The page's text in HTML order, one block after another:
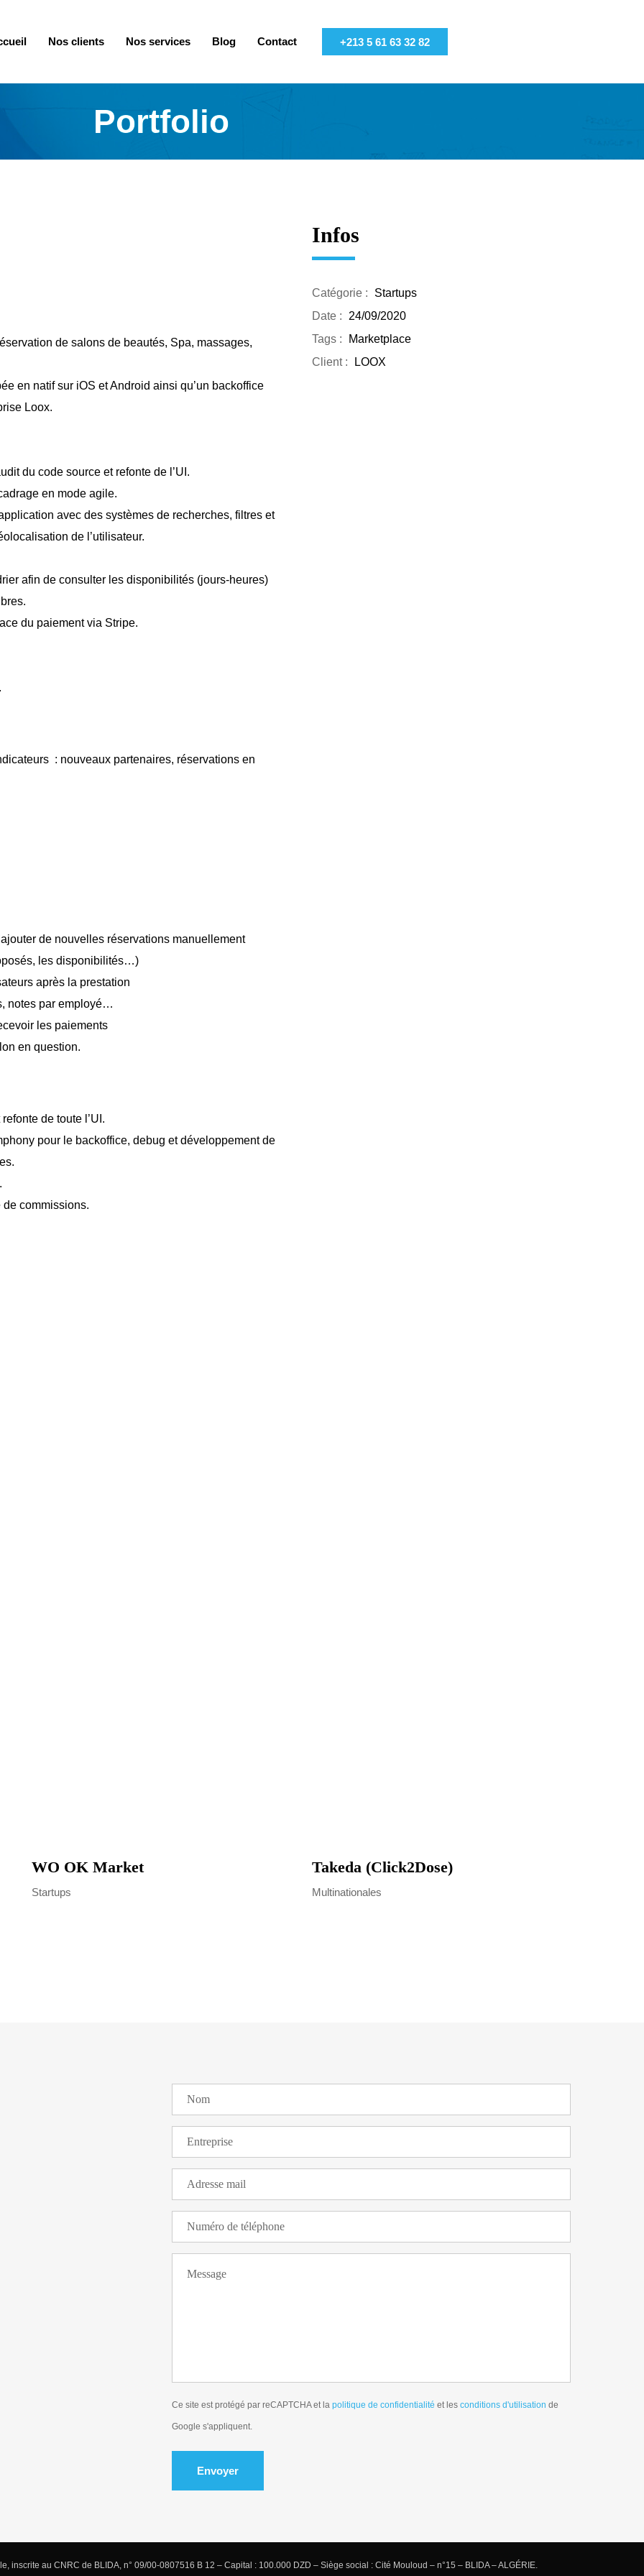
Nos clients Nos services Blog Contact +213 5 61 63 32 82
Portfolio
de salons de beautés, Spa, massages,
en natif sur iOS et Android ainsi qu’un backoffice
Loox.
du code source et refonte de l’UI.
en mode agile.
avec des systèmes de recherches, filtres et
de l’utilisateur.
afin de consulter les disponibilités (jours-heures)
du paiement via Stripe.
: nouveaux partenaires, réservations en
de nouvelles réservations manuellement
les disponibilités…)
après la prestation
notes par employé…
les paiements
en question.
de toute l’UI.
pour le backoffice, debug et développement de
de commissions.
Infos
Catégorie :
Startups
Date :
24/09/2020
Tags :
Marketplace
Client :
LOOX
WO OK Market
Startups
Takeda (Click2Dose)
Multinationales
Ce site est protégé par reCAPTCHA et la politique de confidentialité et les conditions d'utilisation de
Google s'appliquent.
Envoyer
inscrite au CNRC de BLIDA, n° 09/00-0807516 B 12 – Capital : 100.000 DZD – Siège social : Cité Mouloud – n°15 – BLIDA – ALGÉRIE.